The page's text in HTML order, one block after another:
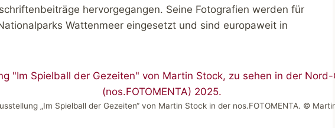
hervorgegangen. Seine Fotografien werden für
Wattenmeer eingesetzt und sind europaweit in
„Im Spielball der Gezeiten“ von Martin Stock in der nos.FOTOMENTA. ©